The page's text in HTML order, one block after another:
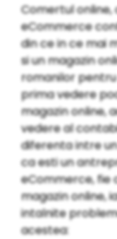
Comertul online,
eCommerce
din ce in ce mai
si un magazin
romanilor
prima vedere
magazin online,
vedere al
diferenta intre
ca esti un
eCommerce, fie
magazin online,
intalnite
acestea: